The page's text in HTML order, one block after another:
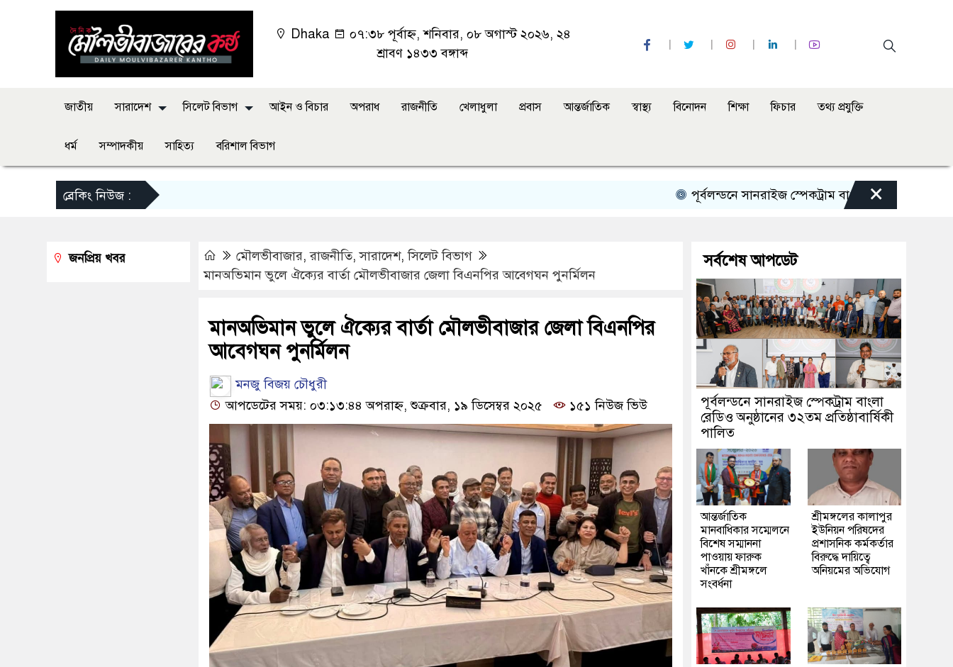
Dhaka
০৭:৩৮ পূর্বাহ্ন, শনিবার, ০৮ অগাস্ট ২০২৬, ২৪
শ্রাবণ ১৪৩৩ বঙ্গাব্দ
জাতীয় সারাদেশ সিলেট বিভাগ আইন ও বিচার অপরাধ রাজনীতি খেলাধুলা প্রবাস আন্তর্জাতিক স্বাস্থ্য বিনোদন শিক্ষা ফিচার তথ্য প্রযুক্তি
ধর্ম সম্পাদকীয় সাহিত্য বরিশাল বিভাগ
ব্রেকিং নিউজ : পূর্বলন্ডনে সানরাইজ স্পেকট্রাম বাংলা রেডিও অনুষ্ঠানের ৩২তম
×
মৌলভীবাজার,রাজনীতি,সারাদেশ,সিলেট বিভাগ
মানঅভিমান ভুলে ঐক্যের বার্তা মৌলভীবাজার জেলা বিএনপির আবেগঘন পুনর্মিলন
মানঅভিমান ভুলে ঐক্যের বার্তা মৌলভীবাজার জেলা বিএনপির
আবেগঘন পুনর্মিলন
মনজু বিজয় চৌধুরী
আপডেটের সময়: ০৩:১৩:৪৪ অপরাহ্ন, শুক্রবার, ১৯ ডিসেম্বর ২০২৫
১৫১ নিউজ ভিউ
জনপ্রিয় খবর সর্বশেষ আপডেট
পূর্বলন্ডনে সানরাইজ স্পেকট্রাম বাংলা
রেডিও অনুষ্ঠানের ৩২তম প্রতিষ্ঠাবার্ষিকী
পালিত
আন্তর্জাতিক
মানবাধিকার সম্মেলনে
বিশেষ সম্মাননা
পাওয়ায় ফারুক
খাঁনকে শ্রীমঙ্গলে
সংবর্ধনা
শ্রীমঙ্গলের কালাপুর
ইউনিয়ন পরিষদের
প্রশাসনিক কর্মকর্তার
বিরুদ্ধে দায়িত্বে
অনিয়মের অভিযোগ